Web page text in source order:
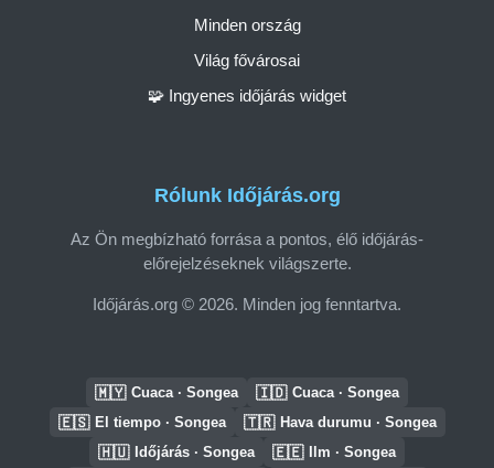
Rólunk Időjárás.org
Az Ön megbízható forrása a pontos, élő időjárás-
előrejelzéseknek világszerte.
Időjárás.org © 2026. Minden jog fenntartva.
Minden ország
Világ fővárosai
🧩 Ingyenes időjárás widget
🇲🇾 Cuaca · Songea 🇮🇩 Cuaca · Songea
🇪🇸 El tiempo · Songea 🇹🇷 Hava durumu · Songea
🇭🇺 Időjárás · Songea 🇪🇪 Ilm · Songea